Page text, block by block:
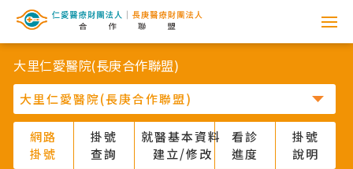
網
路
掛
號
大里仁愛醫院(長庚合作聯盟)
網路
掛號
掛號
查詢
就醫基本資料
建立/修改
看診
進度
掛號
說明